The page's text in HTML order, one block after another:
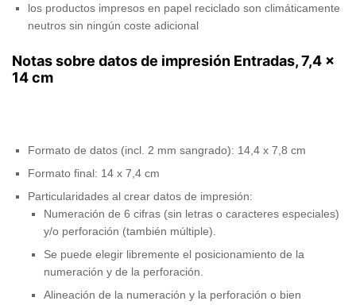
los productos impresos en papel reciclado son climáticamente
neutros sin ningún coste adicional
Notas sobre datos de impresión Entradas, 7,4 x
14 cm
Formato de datos (incl. 2 mm sangrado): 14,4 x 7,8 cm
Formato final: 14 x 7,4 cm
Particularidades al crear datos de impresión:
Numeración de 6 cifras (sin letras o caracteres especiales)
y/o perforación (también múltiple).
Se puede elegir libremente el posicionamiento de la
numeración y de la perforación.
Alineación de la numeración y la perforación o bien